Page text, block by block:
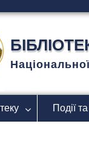
Події